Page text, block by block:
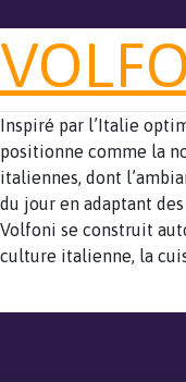
Inspiré par l’Italie
positionne comme la
italiennes, dont
du jour en adaptant
Volfoni se construit
culture italienne, la